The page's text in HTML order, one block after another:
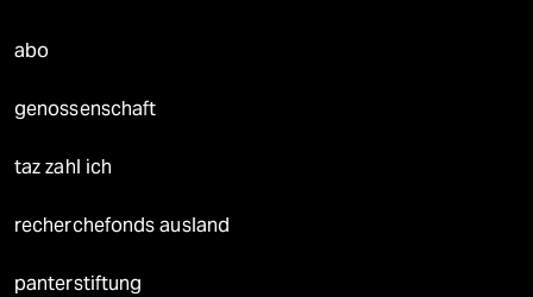
abo
genossenschaft
taz zahl ich
recherchefonds ausland
panterstiftung